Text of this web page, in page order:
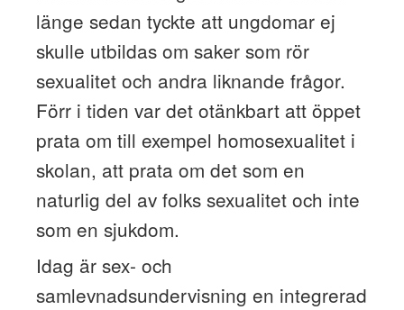
länge sedan tyckte att ungdomar ej
skulle utbildas om saker som rör
sexualitet och andra liknande frågor.
Förr i tiden var det otänkbart att öppet
prata om till exempel homosexualitet i
skolan, att prata om det som en
naturlig del av folks sexualitet och inte
som en sjukdom.
Idag är sex- och
samlevnadsundervisning en integrerad